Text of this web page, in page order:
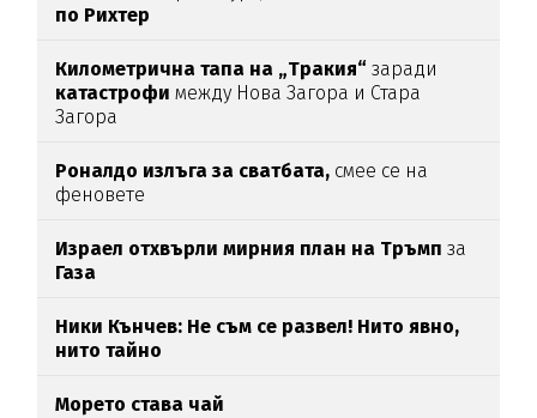
по Рихтер
Километрична тапа на „Тракия“ заради
катастрофи между Нова Загора и Стара
Загора
Роналдо излъга за сватбата, смее се на
феновете
Израел отхвърли мирния план на Тръмп за
Газа
Ники Кънчев: Не съм се развел! Нито явно,
нито тайно
Морето става чай